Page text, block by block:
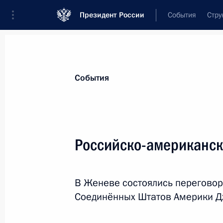
Президент России События
Подписан закон о
по дальнейшему сокращению и
События
Российско-
В Женеве состоялись
Соединённых Штатов Америки